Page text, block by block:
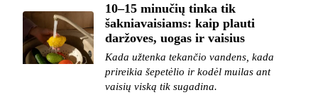
10–15 minučių tinka tik
šakniavaisiams: kaip plauti
daržoves, uogas ir vaisius
Kada užtenka tekančio vandens, kada
prireikia šepetėlio ir kodėl muilas ant
vaisių viską tik sugadina.